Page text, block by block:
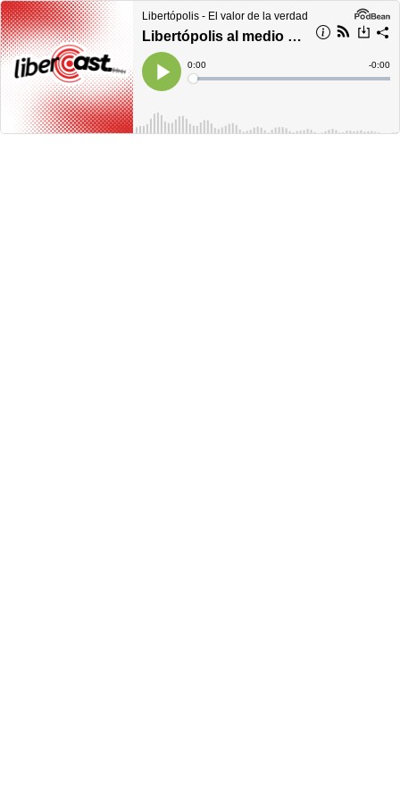
Libertópolis - El valor de la verdad
Libertópolis al medio día, lunes 12 de septiembre de 2022
Play
Current
Time
0:00
Loaded:
Time
-0:00